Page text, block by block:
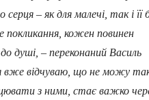
– як для малечі, так і її
покликання, кожен повинен
душі, – переконаний Василь
вже відчуваю, що не можу
з ними, стає важко